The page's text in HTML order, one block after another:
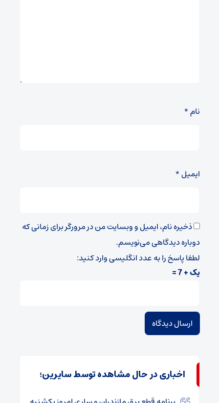
نام*
ایمیل*
ذخیره نام، ایمیل و وبسایت من در مرورگر برای زمانی که
دوباره دیدگاهی می‌نویسم.
لطفا پاسخ را به عدد انگلیسی وارد کنید:
یک + 7 =
اخباری در حال مشاهده توسط سایرین؛